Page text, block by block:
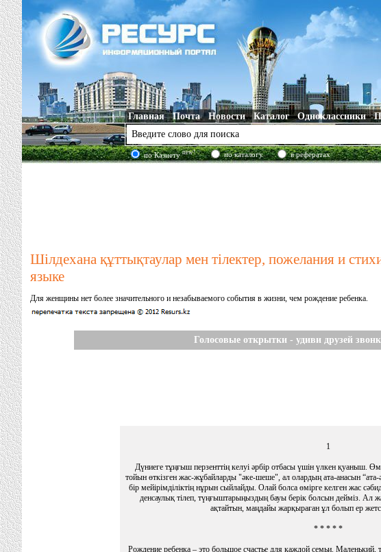
Главная Почта Новости Каталог Одноклассники
по Казнетуnew! по каталогу в рефератах
Шілдехана құттықтаулар мен тілектер, пожелания и
языке
Для женщины нет более значительного и незабываемого события в жизни, чем рождение ребенка.
Голосовые открытки - удиви друзей
1
Дүниеге тұңғыш перзенттің келуі әрбір отбасы үшін үлкен қуаныш.
тойын өткізген жас-жұбайларды "әке-шеше", ал олардың ата-анасын
бір мейірімділіктің нұрын сыйлайды. Олай болса өмірге келген жас
денсаулық тілеп, түңғыштарыңыздың бауы берік болсын дейміз. Ал
ақтайтын, маңдайы жарқыраған ұл болып ер
* * * * *
Рождение ребенка – это большое счастье для каждой семьи. Маленький,